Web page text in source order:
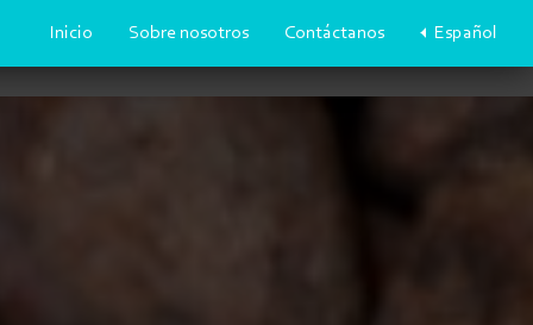
Inicio Sobre nosotros Contáctanos Español